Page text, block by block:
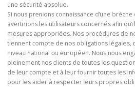
une sécurité absolue.
Si nous prenions connaissance d’une
avertirions les utilisateurs concernés afin
mesures appropriées. Nos procédures de
tiennent compte de nos obligations légales,
niveau national ou européen. Nous nous
pleinement nos clients de toutes les
de leur compte et à leur fournir toutes les
pour les aider à respecter leurs propres